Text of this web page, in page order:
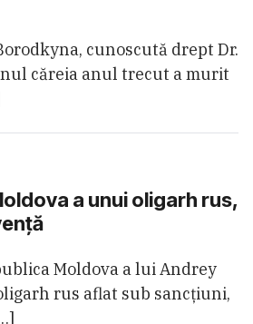
cunoscută drept Dr.
căreia anul trecut a murit
a unui oligarh rus,
Moldova a lui Andrey
rus aflat sub sancțiuni,